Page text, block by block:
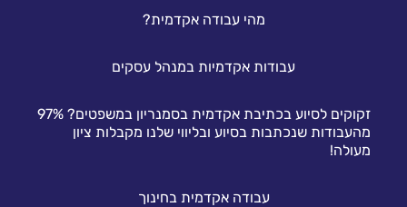
מהי עבודה אקדמית?
עבודות אקדמיות במנהל עסקים
זקוקים לסיוע בכתיבת אקדמית בסמנריון במשפטים? 97%
מהעבודות שנכתבות בסיוע ובליווי שלנו מקבלות ציון
מעולה!
עבודה אקדמית בחינוך